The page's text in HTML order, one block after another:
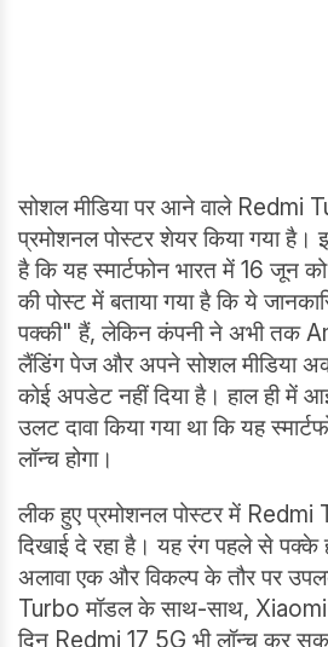
सोशल मीडिया पर आने वाले Redmi
प्रमोशनल पोस्टर शेयर किया गया है।
है कि यह स्मार्टफोन भारत में 16 जून
की पोस्ट में बताया गया है कि ये
पक्की" हैं, लेकिन कंपनी ने अभी तक
लैंडिंग पेज और अपने सोशल मीडिया
कोई अपडेट नहीं दिया है। हाल ही में
उलट दावा किया गया था कि यह
लॉन्च होगा।
लीक हुए प्रमोशनल पोस्टर में
दिखाई दे रहा है। यह रंग पहले से
अलावा एक और विकल्प के तौर पर
Turbo मॉडल के साथ-साथ, Xiaomi
दिन Redmi 17 5G भी लॉन्च कर